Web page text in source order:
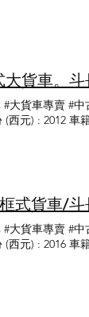
大貨車專賣 #
(西元) : 2012
式貨車/斗
大貨車專賣 #
(西元) : 2016 車